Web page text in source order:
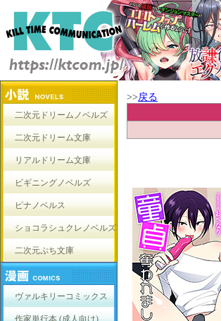
二次元ドリームノベルズ
二次元ドリーム文庫
リアルドリーム文庫
ビギニングノベルズ
ピナノベルス
ショコラシュクレノベルズ
二次元ぷち文庫
ヴァルキリーコミックス
作家単行本 (成人向け)
>>戻る